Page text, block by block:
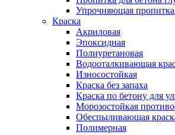
Упрочняющая пропитка
Краска
Акриловая
Эпоксидная
Полиуретановая
Водооталкивающая
Износостойкая
Краска без запаха
Краска по бетону для
Морозостойкая
Обеспыливающая
Полимерная